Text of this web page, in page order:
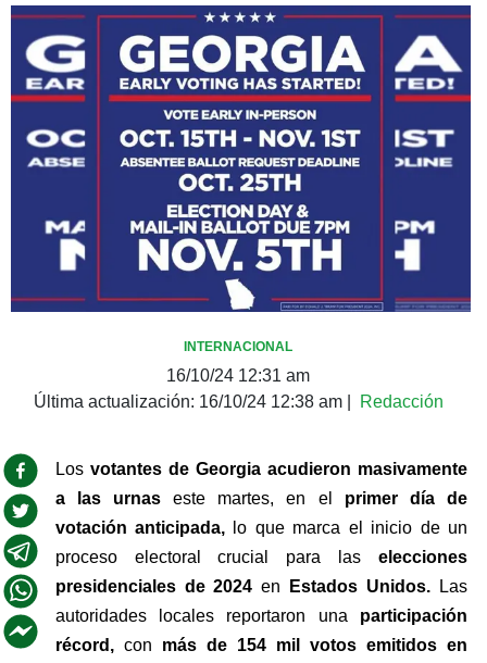
INTERNACIONAL
16/10/24 12:31 am
Última actualización: 16/10/24 12:38 am| Redacción
Los votantes de Georgia acudieron masivamente
a las urnas este martes, en el primer día de
votación anticipada, lo que marca el inicio de un
proceso electoral crucial para las elecciones
presidenciales de 2024 en Estados Unidos. Las
autoridades locales reportaron una participación
récord, con más de 154 mil votos emitidos en